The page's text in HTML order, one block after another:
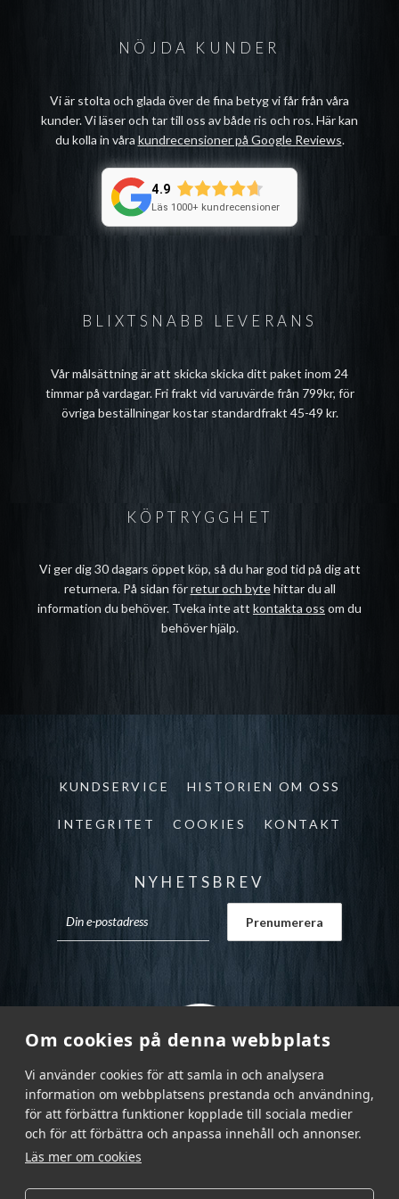
Om cookies på denna webbplats
Vi använder cookies för att samla in och analysera
information om webbplatsens prestanda och användning,
för att förbättra funktioner kopplade till sociala medier
och för att förbättra och anpassa innehåll och annonser.
Läs mer om cookies
BLIXTSNABB LEVERANS
Vår målsättning är att skicka skicka ditt paket inom 24
timmar på vardagar. Fri frakt vid varuvärde från 799kr, för
övriga beställningar kostar standardfrakt 45-49 kr.
NÖJDA KUNDER
Vi är stolta och glada över de fina betyg vi får från våra
kunder. Vi läser och tar till oss av både ris och ros. Här kan
du kolla in våra kundrecensioner på Google Reviews.
4.9
Läs 1000+ kundrecensioner
KÖPTRYGGHET
Vi ger dig 30 dagars öppet köp, så du har god tid på dig att
returnera. På sidan förretur och bytehittar du all
information du behöver. Tveka inte att kontakta oss om du
behöver hjälp.
KUNDSERVICE HISTORIEN OM OSS
INTEGRITET COOKIES KONTAKT
NYHETSBREV